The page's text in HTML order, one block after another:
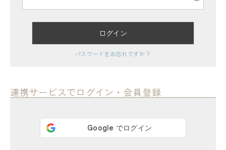
レディースボトムス
会員ステージ特典プログラムについて
ログイン
パスワードをお忘れですか？
連携サービスでログイン・会員登録